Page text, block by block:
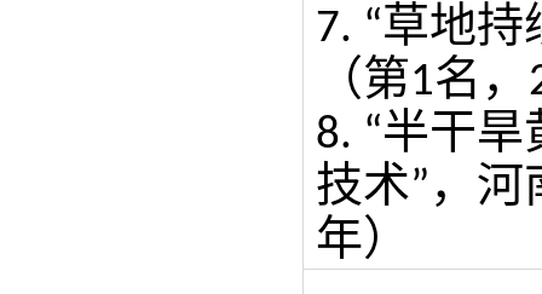
7. “草地持
（第1名，
8. “半干旱
技术” ，河
年）